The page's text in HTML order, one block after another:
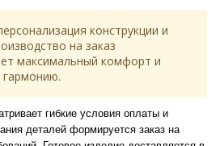
конструкции и
на заказ
максимальный комфорт и
гармонию.
гибкие условия оплаты и
деталей формируется заказ на